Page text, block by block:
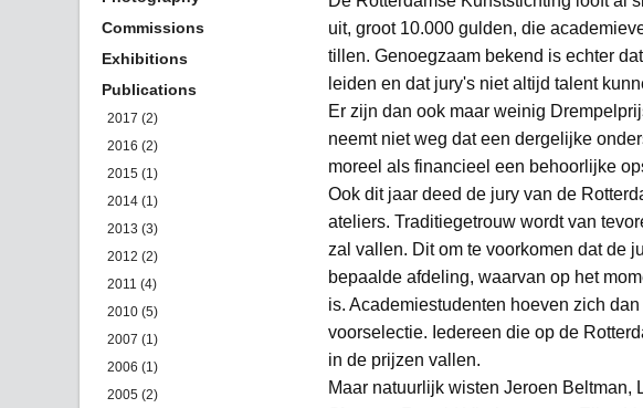
Commissions
Exhibitions
Publications
2017 (2)
2016 (2)
2015 (1)
2014 (1)
2013 (3)
2012 (2)
2011 (4)
2010 (5)
2007 (1)
2006 (1)
2005 (2)
uit, groot 10.000 gulden, die
tillen. Genoegzaam bekend is echter
leiden en dat jury's niet altijd talent
Er zijn dan ook maar weinig
neemt niet weg dat een dergelijke
moreel als financieel een behoorlijke
Ook dit jaar deed de jury van de
ateliers. Traditiegetrouw wordt van
zal vallen. Dit om te voorkomen dat de
bepaalde afdeling, waarvan op het
is. Academiestudenten hoeven zich
voorselectie. Iedereen die op de
in de prijzen vallen.
Maar natuurlijk wisten Jeroen Beltman,